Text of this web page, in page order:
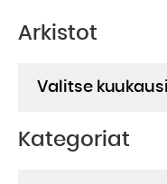
Arkistot
Kategoriat